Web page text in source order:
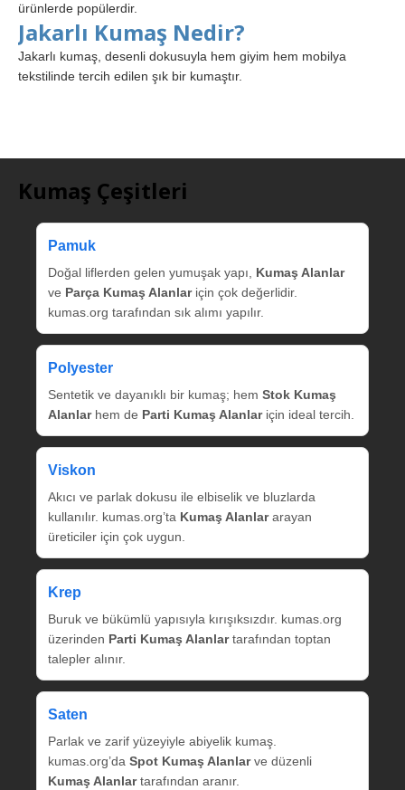
ürünlerde popülerdir.
Jakarlı Kumaş Nedir?
Jakarlı kumaş, desenli dokusuyla hem giyim hem mobilya
tekstilinde tercih edilen şık bir kumaştır.
Kumaş Çeşitleri
Pamuk
Doğal liflerden gelen yumuşak yapı, Kumaş Alanlar
ve Parça Kumaş Alanlariçin çok değerlidir.
kumas.org tarafından sık alımı yapılır.
Polyester
Sentetik ve dayanıklı bir kumaş; hem Stok Kumaş
Alanlarhem de Parti Kumaş Alanlariçin ideal tercih.
Viskon
Akıcı ve parlak dokusu ile elbiselik ve bluzlarda
kullanılır. kumas.org’ta Kumaş Alanlararayan
üreticiler için çok uygun.
Krep
Buruk ve bükümlü yapısıyla kırışıksızdır. kumas.org
üzerinden Parti Kumaş Alanlartarafından toptan
talepler alınır.
Saten
Parlak ve zarif yüzeyiyle abiyelik kumaş.
kumas.org’da Spot Kumaş Alanlarve düzenli
Kumaş Alanlartarafından aranır.